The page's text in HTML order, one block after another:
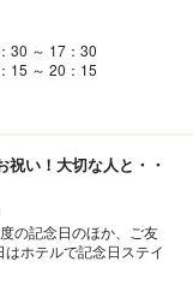
30 ～ 17：30
～ 20：15
祝い！大切な人と・・
の記念日のほか、ご友
ホテルで記念日ステイ